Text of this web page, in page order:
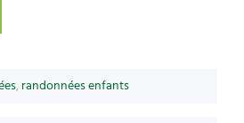
,randonnées enfants